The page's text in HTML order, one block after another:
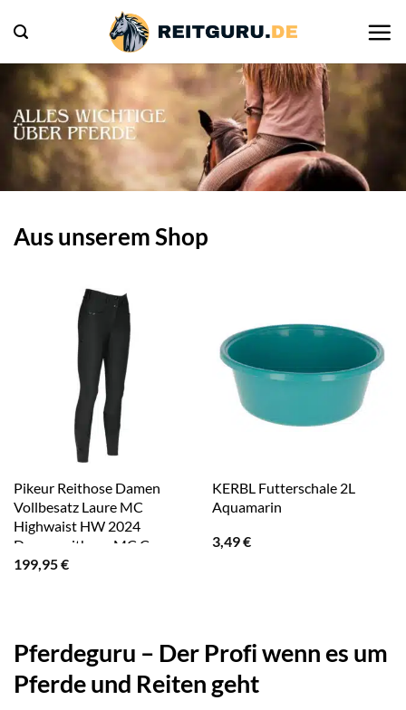
Inhalt
springen
Aus unserem Shop
Pikeur Reithose Damen
Vollbesatz Laure MC
Highwaist HW 2024
Damenreithose MC Crown
Besatz 38 Black
199,95€
KERBL Futterschale 2L
Aquamarin
3,49€
Pferdeguru – Der Profi wenn es um
Pferde und Reiten geht